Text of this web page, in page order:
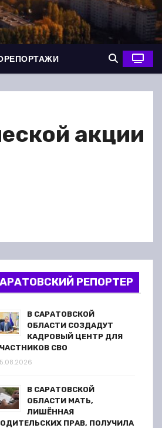
акции
РЕПОРТЕР
В САРАТОВСКОЙ
ОБЛАСТИ СОЗДАДУТ
КАДРОВЫЙ ЦЕНТР ДЛЯ
СВО
В САРАТОВСКОЙ
ОБЛАСТИ МАТЬ,
ЛИШЁННАЯ
ПРАВ, ПОЛУЧИЛА